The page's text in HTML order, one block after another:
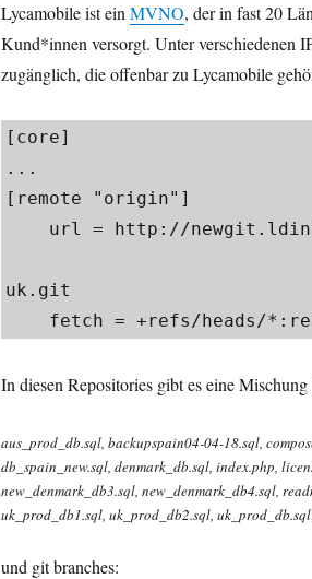
Lycamobile ist ein MVNO, der in fast 20
Kund*innen versorgt. Unter verschiedenen
zugänglich, die offenbar zu Lycamobile
[core]​
...
[remote "origin"]​
uk.git​
fetch = +refs/heads/
In diesen Repositories gibt es eine Mischung
aus_prod_db.sql​, backupspain04-04-18.sql​,
db_spain_new.sql​, denmark_db.sql​, index.php​,
new_denmark_db3.sql​, new_denmark_db4.sql​,
uk_prod_db1.sql​, uk_prod_db2.sql​, uk_prod_db.sql
und git branches: